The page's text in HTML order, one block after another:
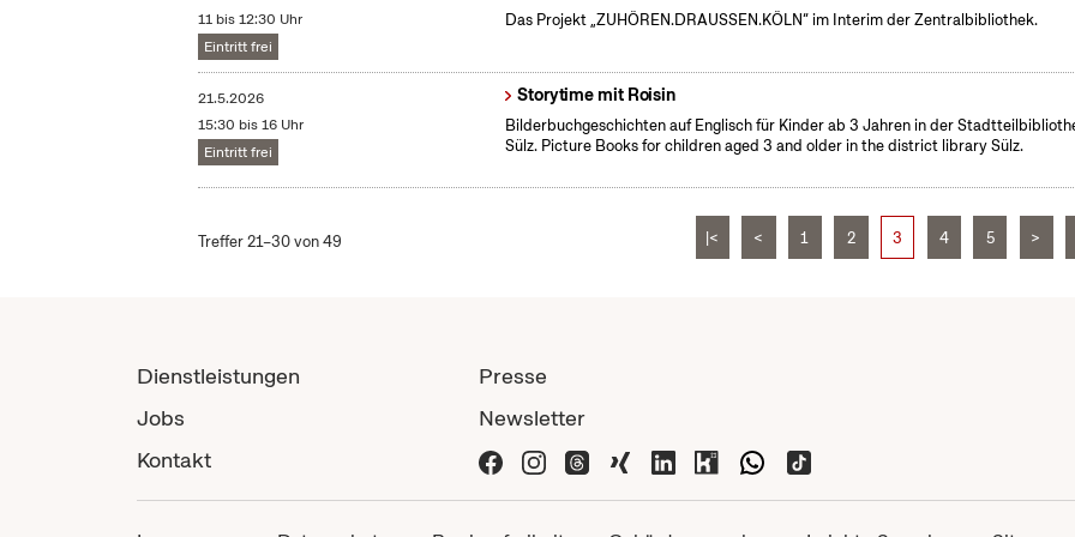
11 bis 12:30 Uhr
Eintritt frei
Das Projekt „ZUHÖREN.DRAUSSEN.KÖLN“ im Interim der Zentralbibliothek.
21.5.2026
15:30 bis 16 Uhr
Eintritt frei
Storytime mit Roisin
Bilderbuchgeschichten auf Englisch für Kinder ab 3 Jahren in der
Sülz. Picture Books for children aged 3 and older in the district library Sülz.
Treffer 21–30 von 49 |< < 1 2 3 4 5 >
Dienstleistungen
Jobs
Kontakt
Presse
Newsletter